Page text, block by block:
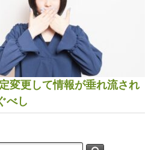
変更して情報が垂れ流され
べし